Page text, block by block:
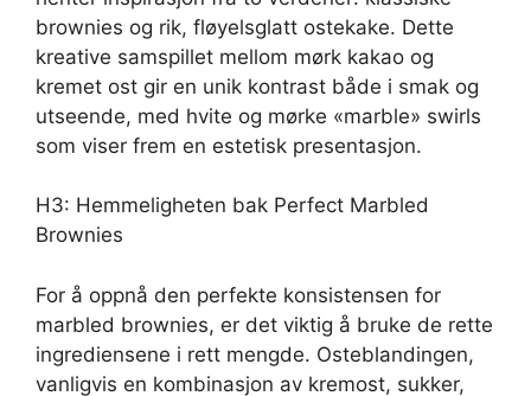
brownies og rik, fløyelsglatt ostekake. Dette
kreative samspillet mellom mørk kakao og
kremet ost gir en unik kontrast både i smak og
utseende, med hvite og mørke «marble» swirls
som viser frem en estetisk presentasjon.
H3: Hemmeligheten bak Perfect Marbled
Brownies
For å oppnå den perfekte konsistensen for
marbled brownies, er det viktig å bruke de rette
ingrediensene i rett mengde. Osteblandingen,
vanligvis en kombinasjon av kremost, sukker,